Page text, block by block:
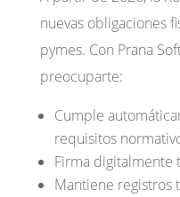
nuevas obligaciones
pymes. Con Prana
preocuparte:
Cumple
requisitos
Firma digitalmente
Mantiene registros